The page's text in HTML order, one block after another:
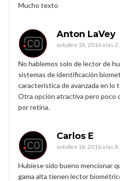
Mucho texto
Anton LaVey
octubre 18, 2016 a las
No hablemos solo de lector de
sistemas de identificación
característica de avanzada en lo
Otra opción atractiva pero poco
por retina.
Carlos E
octubre 18, 2016 a las
Hubiese sido bueno mencionar
gama alta tienen lector